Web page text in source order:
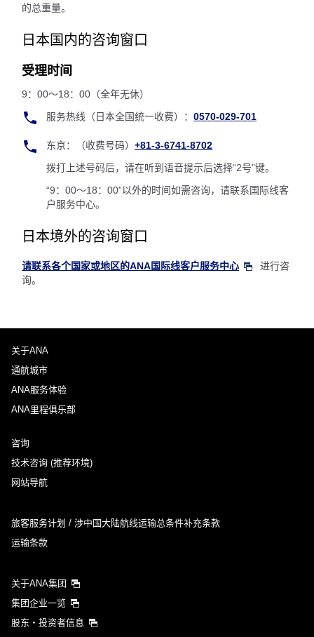
的总重量。
日本国内的咨询窗口
受理时间
9：00～18：00（全年无休）
服务热线（日本全国统一收费）：0570-029-701
东京：（收费号码）+81-3-6741-8702
拨打上述号码后，请在听到语音提示后选择“2号”键。
“9：00～18：00”以外的时间如需咨询，请联系国际线客
户服务中心。
日本境外的咨询窗口
请联系各个国家或地区的ANA国际线客户服务中心
进行咨
询。
关于ANA
通航城市
ANA服务体验
ANA里程俱乐部
咨询
技术咨询 (推荐环境)
网站导航
旅客服务计划 / 涉中国大陆航线运输总条件补充条款
运输条款
关于ANA集团
集团企业一览
股东・投资者信息